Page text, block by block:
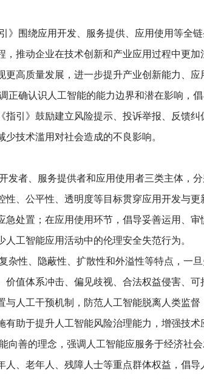
展的内在要求，也是有效防范化解人
。《指引》的出台，立足人工智能发展
，有助于推动人工智能在可控、可靠、
《指引》围绕应用开发、服务提供、应
全过程，推动企业在技术创新和产业应
实现更高质量发展，进一步提升产业
时，《指引》鼓励建立风险提示、投
识，减少技术滥用对社会造成的不良影
应用开发者、服务提供者和应用使用者
升可控性、公平性、透明度等目标贯穿
示和应急处置；在应用使用环节，倡导
，减少人工智能应用活动中的伦理安全
具有复杂性、隐蔽性、扩散性和外溢性